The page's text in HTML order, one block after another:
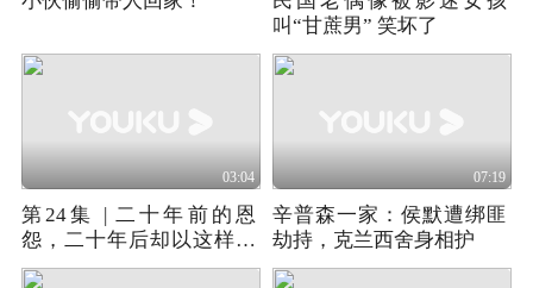
叫“甘蔗男” 笑坏了
03:04
第24集 | 二十年前的恩
怨，二十年后却以这样的
结局落下帷幕
07:19
辛普森一家：侯默遭绑匪
劫持，克兰西舍身相护